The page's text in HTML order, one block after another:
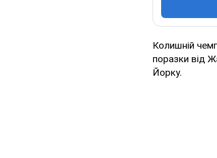
Колишній
поразки від
Йорку.